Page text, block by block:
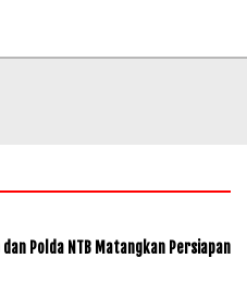
Polda NTB Matangkan Persiapan